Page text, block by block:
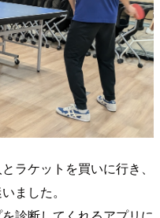
ラケットを買いに行き、
ました。